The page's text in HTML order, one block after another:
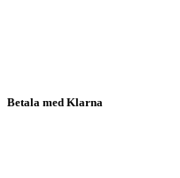
Betala med Klarna